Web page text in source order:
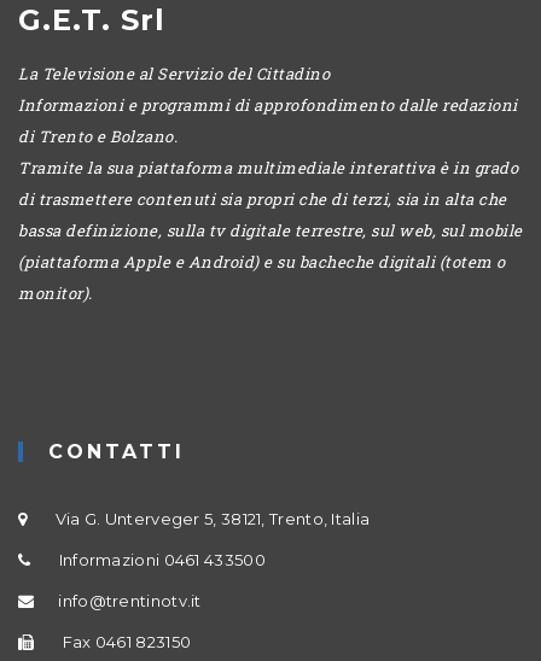
G.E.T. Srl
La Televisione al Servizio del Cittadino
Informazioni e programmi di approfondimento dalle redazioni
di Trento e Bolzano.
Tramite la sua piattaforma multimediale interattiva è in grado
di trasmettere contenuti sia propri che di terzi, sia in alta che
bassa definizione, sulla tv digitale terrestre, sul web, sul mobile
(piattaforma Apple e Android) e su bacheche digitali (totem o
monitor).
CONTATTI
Via G. Unterveger 5, 38121, Trento, Italia
Informazioni 0461 433500
info@trentinotv.it
Fax 0461 823150